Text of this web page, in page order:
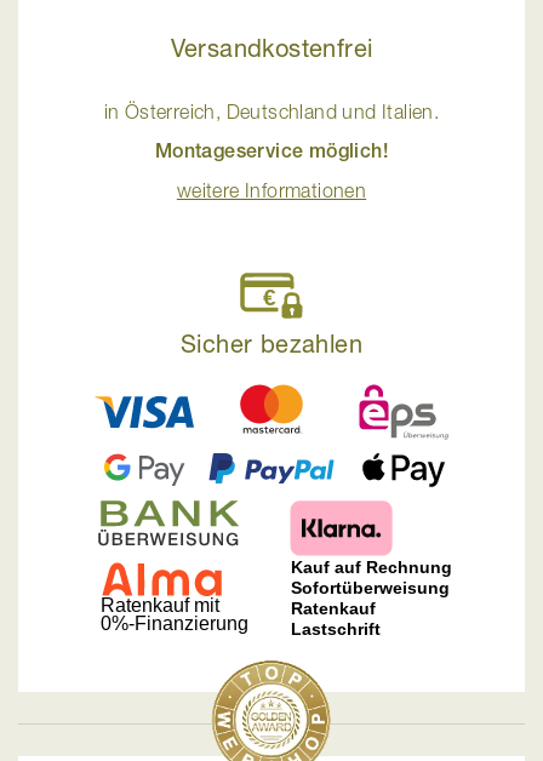
Versandkostenfrei
in Österreich, Deutschland und Italien.
Montageservice möglich!
weitere Informationen
Sicher bezahlen